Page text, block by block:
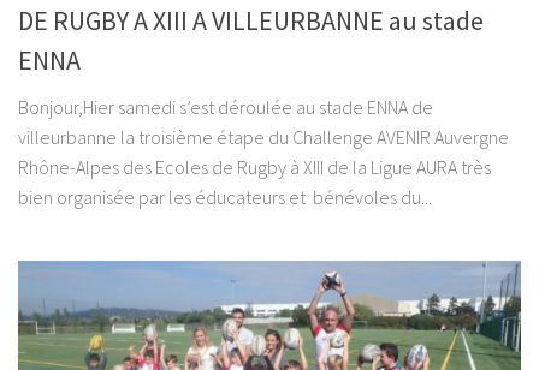
DE RUGBY A XIII A VILLEURBANNE au stade
ENNA
Bonjour,Hier samedi s’est déroulée au stade ENNA de
villeurbanne la troisième étape du Challenge AVENIR Auvergne
Rhône-Alpes des Ecoles de Rugby à XIII de la Ligue AURA très
bien organisée par les éducateurs et bénévoles du...